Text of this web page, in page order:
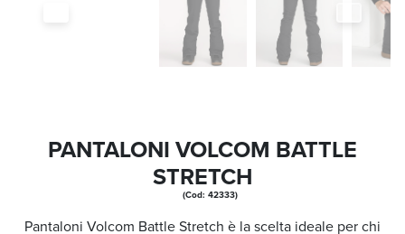
PANTALONI VOLCOM BATTLE
STRETCH
(Cod: 42333)
Pantaloni Volcom Battle Stretch è la scelta ideale per chi